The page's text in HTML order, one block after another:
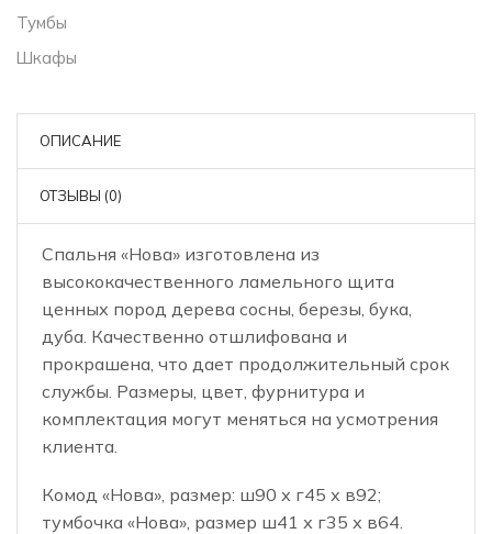
Тумбы
Шкафы
ОПИСАНИЕ
ОТЗЫВЫ (0)
Спальня «Нова» изготовлена из
высококачественного ламельного щита
ценных пород дерева сосны, березы, бука,
дуба. Качественно отшлифована и
прокрашена, что дает продолжительный срок
службы. Размеры, цвет, фурнитура и
комплектация могут меняться на усмотрения
клиента.
Комод «Нова», размер: ш90 х г45 х в92;
тумбочка «Нова», размер ш41 х г35 х в64.